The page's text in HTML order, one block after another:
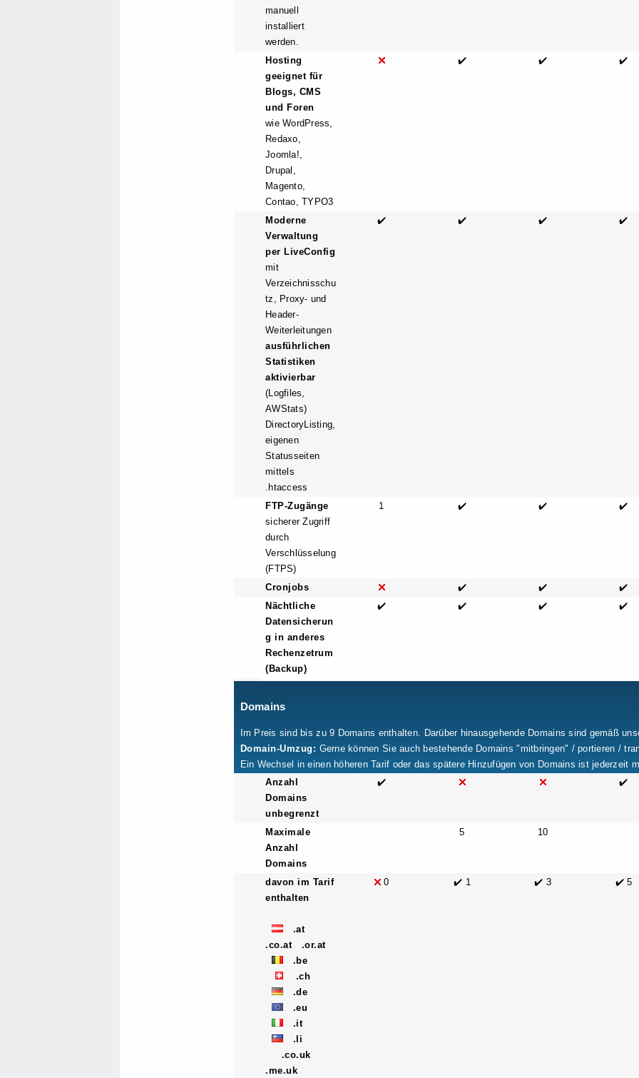
manuell
installiert
werden.
Hosting
geeignet für
Blogs, CMS
und Foren
wie WordPress,
Redaxo,
Joomla!,
Drupal,
Magento,
Contao, TYPO3
✔️ ✔️ ✔️
Moderne
Verwaltung
per LiveConfig
mit
Verzeichnisschu
tz, Proxy- und
Header-
Weiterleitungen
ausführlichen
Statistiken
aktivierbar
(Logfiles,
AWStats)
DirectoryListing,
eigenen
Statusseiten
mittels
.htaccess
✔️ ✔️ ✔️ ✔️
FTP-Zugänge
sicherer Zugriff
durch
Verschlüsselung
(FTPS)
1 ✔️ ✔️ ✔️
Cronjobs ✔️ ✔️ ✔️
Nächtliche
Datensicherun
g in anderes
Rechenzetrum
(Backup)
✔️ ✔️ ✔️ ✔️
Domains
Im Preis sind bis zu 9 Domains enthalten. Darüber hinausgehende Domains sind gemäß
Domain-Umzug: Gerne können Sie auch bestehende Domains "mitbringen" / portieren /
Ein Wechsel in einen höheren Tarif oder das spätere Hinzufügen von Domains ist jederzeit
Anzahl
Domains
unbegrenzt
✔️ ✔️
Maximale
Anzahl
Domains
5 10
davon im Tarif
enthalten
.at
.co.at .or.at
.be
.ch
.de
.eu
.it
.li
.co.uk
.me.uk
0 ✔️ 1 ✔️ 3 ✔️ 5